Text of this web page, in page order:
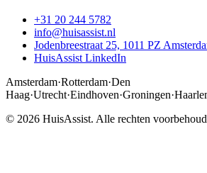
+31 20 244 5782
info@huisassist.nl
Jodenbreestraat 25, 1011 PZ
HuisAssist LinkedIn
Amsterdam·Rotterdam·Den
Haag·Utrecht·Eindhoven·Groningen·
© 2026 HuisAssist. Alle rechten